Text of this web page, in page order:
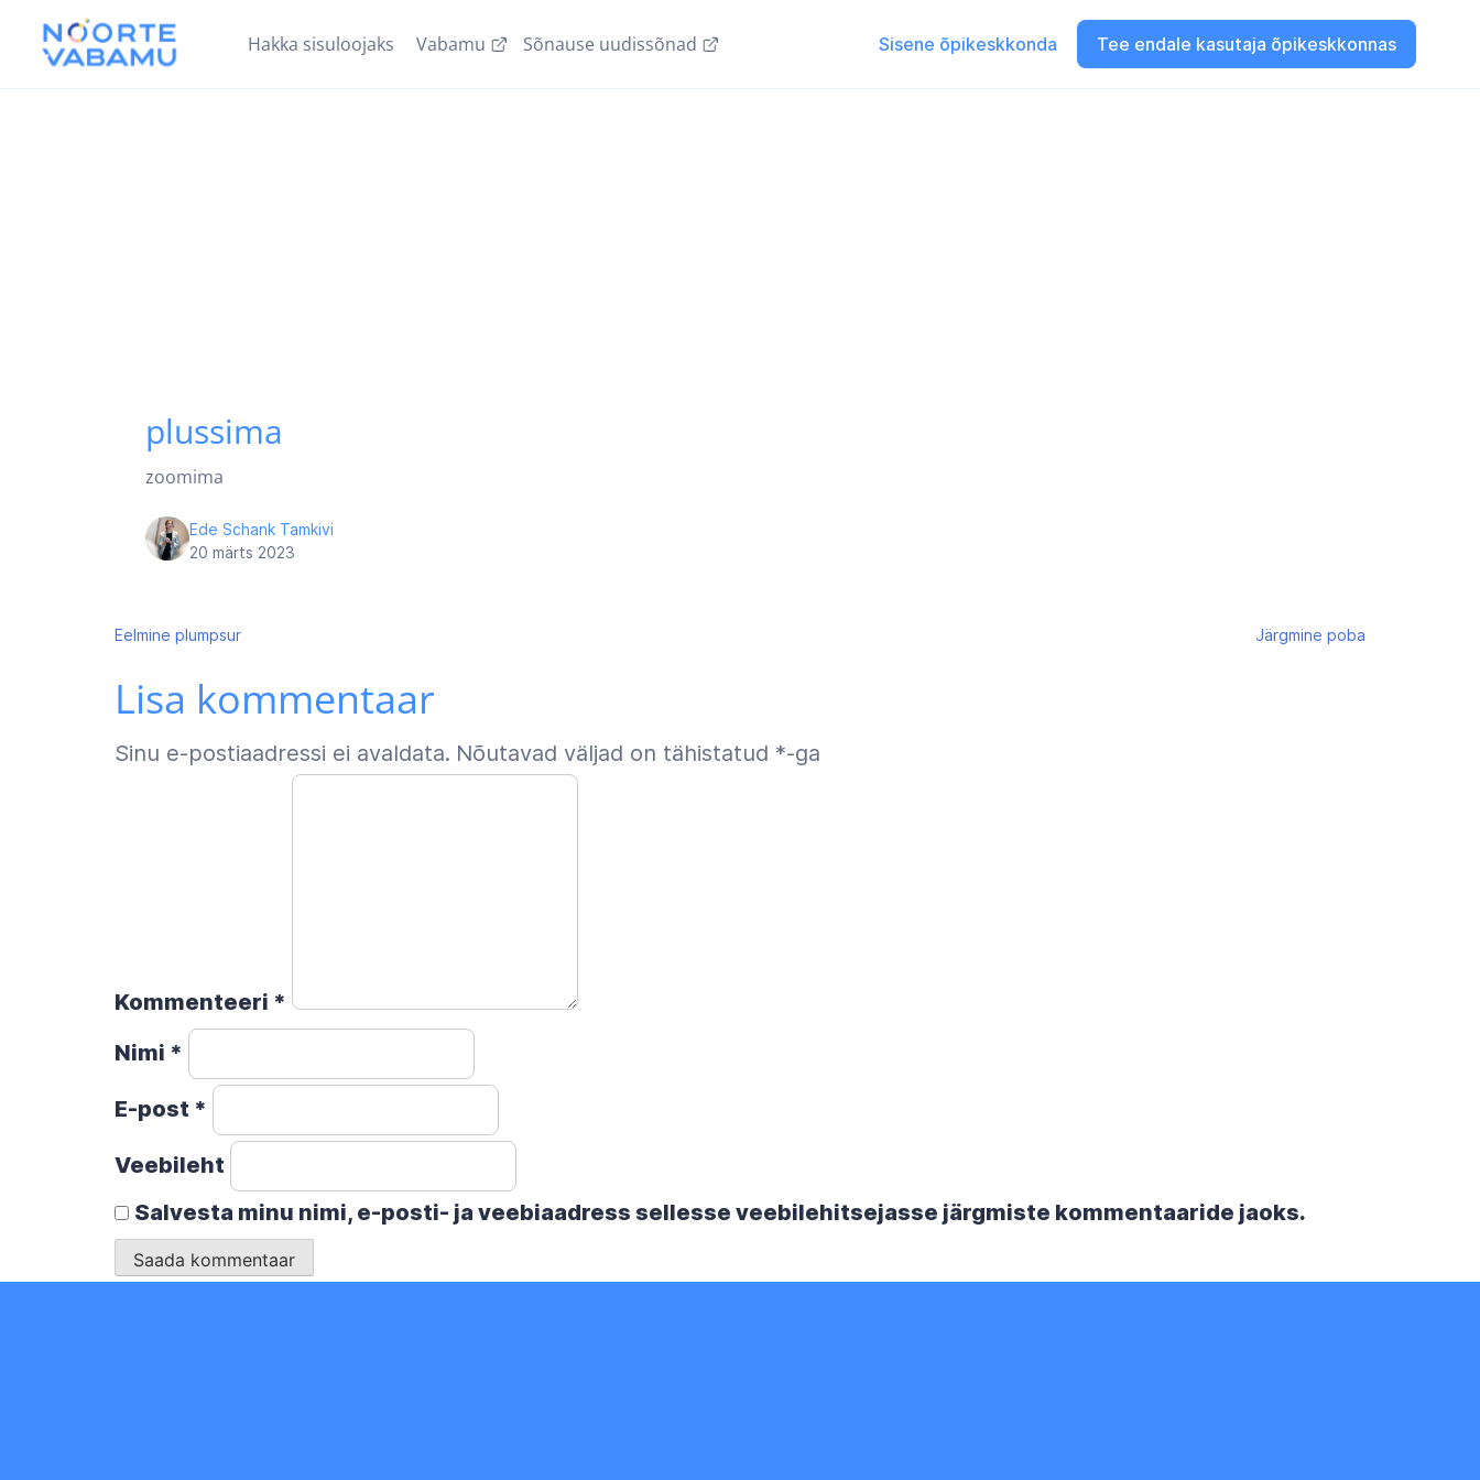
Hakka sisuloojaks Vabamu Sõnause uudissõnad Sisene õpikeskkonda Tee endale kasutaja õpikeskkonnas
plussima
zoomima
Ede Schank Tamkivi
20 märts 2023
Navigeerimine
Eelmine plumpsur Järgmine poba
Lisa kommentaar
Sinu e-postiaadressi ei avaldata. Nõutavad väljad on tähistatud *-ga
Kommenteeri *
Nimi *
E-post *
Veebileht
Salvesta minu nimi, e-posti- ja veebiaadress sellesse veebilehitsejasse järgmiste kommentaaride jaoks.